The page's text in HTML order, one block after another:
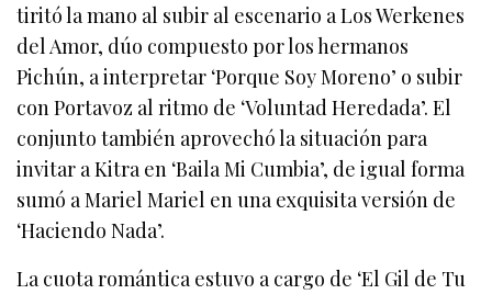
tiritó la mano al subir al escenario a Los Werkenes
del Amor, dúo compuesto por los hermanos
Pichún, a interpretar ‘Porque Soy Moreno’ o subir
con Portavoz al ritmo de ‘Voluntad Heredada’. El
conjunto también aprovechó la situación para
invitar a Kitra en ‘Baila Mi Cumbia’, de igual forma
sumó a Mariel Mariel en una exquisita versión de
‘Haciendo Nada’.
La cuota romántica estuvo a cargo de ‘El Gil de Tu